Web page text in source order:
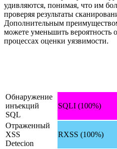
удивляются, понимая, что им
проверяя результаты
Дополнительным
можете уменьшить вероятность
процессах оценки уязвимости.
Обнаружение
инъекций
SQL
SQLI (100%)
Отраженный
XSS
Detecion
RXSS (100%)